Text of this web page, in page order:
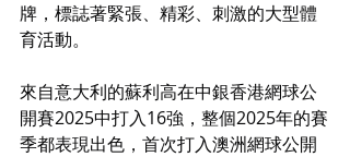
牌，標誌著緊張、精彩、刺激的大型體
育活動。
來自意大利的蘇利高在中銀香港網球公
開賽2025中打入16強，整個2025年的賽
季都表現出色，首次打入澳洲網球公開